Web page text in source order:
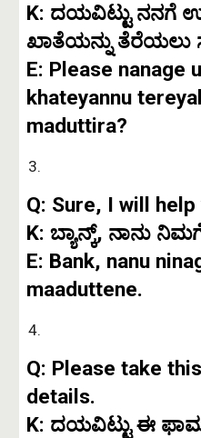
K: ದಯವಿಟ್ಟು ನನಗೆ
ಖಾತೆಯನ್ನು ತೆರೆಯಲು
E: Please nanage
khateyannu
maduttira?
Q: Sure, I will help
K: ಬ್ಯಾನ್ಕ್, ನಾನು
E: Bank, nanu
maaduttene.
Q: Please take
details.
K: ದಯವಿಟ್ಟು ಈ